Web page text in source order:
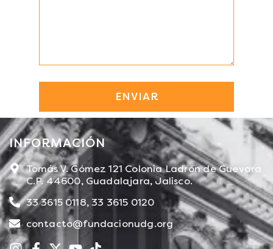
INFORMACIÓN​
Tomás V. Gómez 121 Colonia Ladrón de Guevara
C.P. 44600, Guadalajara, Jalisco.
33 3615 0118, 33 3615 0120
contacto@fundacionudg.org